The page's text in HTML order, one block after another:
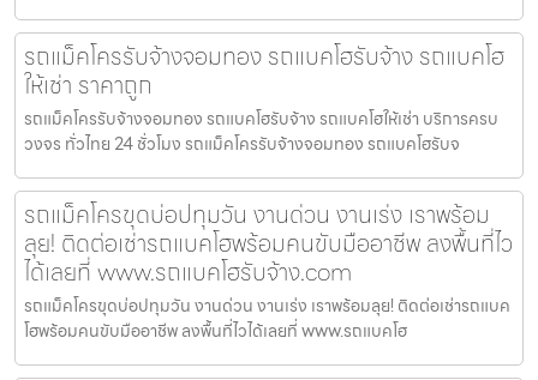
รถแม็คโครรับจ้างจอมทอง รถแบคโฮรับจ้าง รถแบคโฮ
ให้เช่า ราคาถูก
รถแม็คโครรับจ้างจอมทอง รถแบคโฮรับจ้าง รถแบคโฮให้เช่า บริการครบ
วงจร ทั่วไทย 24 ชั่วโมง รถแม็คโครรับจ้างจอมทอง รถแบคโฮรับจ
รถแม็คโครขุดบ่อปทุมวัน งานด่วน งานเร่ง เราพร้อม
ลุย! ติดต่อเช่ารถแบคโฮพร้อมคนขับมืออาชีพ ลงพื้นที่ไว
ได้เลยที่ www.รถแบคโฮรับจ้าง.com
รถแม็คโครขุดบ่อปทุมวัน งานด่วน งานเร่ง เราพร้อมลุย! ติดต่อเช่ารถแบค
โฮพร้อมคนขับมืออาชีพ ลงพื้นที่ไวได้เลยที่ www.รถแบคโฮ